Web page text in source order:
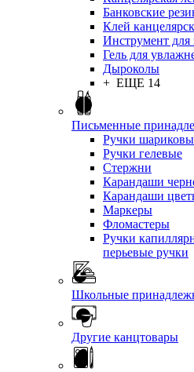
Банковские
Клей
Инструмент
Гель для
Дыроколы
+ ЕЩЕ 14
Письменные
Ручки
Ручки гелевые
Стержни
Карандаши
Карандаши
Маркеры
Фломастеры
Ручки
перьевые ручки
Школьные
Другие канцтовары